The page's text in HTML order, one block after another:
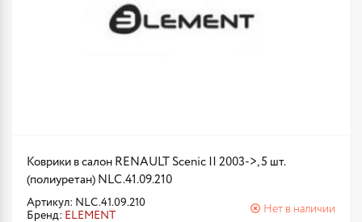
Коврики в салон RENAULT Scenic II 2003->, 5 шт.
(полиуретан) NLC.41.09.210
Артикул: NLC.41.09.210
Бренд: ELEMENT
Нет в наличии